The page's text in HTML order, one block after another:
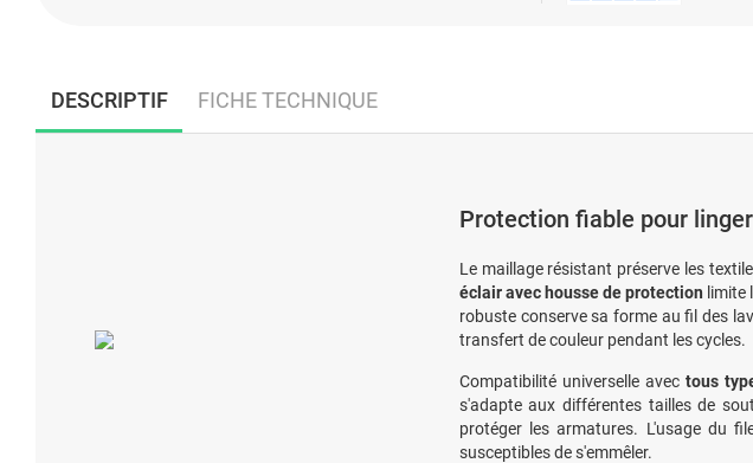
DESCRIPTIF FICHE TECHNIQUE
Protection fiable pour
Le maillage résistant préserve les
éclair avec housse de protection limite
robuste conserve sa forme au fil des
transfert de couleur pendant les cycles.
Compatibilité universelle avec tous
s'adapte aux différentes tailles de
protéger les armatures. L'usage du
susceptibles de s'emmêler.